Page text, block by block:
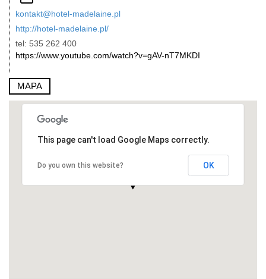
kontakt@hotel-madelaine.pl
http://hotel-madelaine.pl/
tel: 535 262 400
https://www.youtube.com/watch?v=gAV-nT7MKDI
MAPA
This page can't load Google Maps correctly.
Do you own this website? OK